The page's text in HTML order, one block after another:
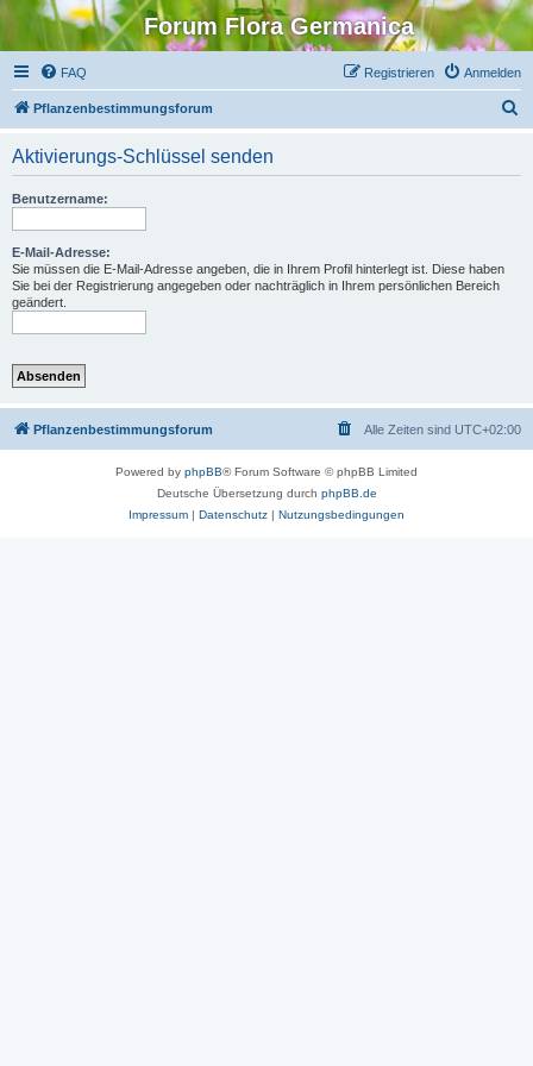
Forum Flora Germanica
FAQ Anmelden
Registrieren
Pflanzenbestimmungsforum
Aktivierungs-Schlüssel senden
Benutzername:
E-Mail-Adresse:
Sie müssen die E-Mail-Adresse angeben, die in Ihrem Profil hinterlegt ist. Diese haben
Sie bei der Registrierung angegeben oder nachträglich in Ihrem persönlichen Bereich
geändert.
Pflanzenbestimmungsforum Alle Zeiten sind UTC+02:00
Powered by phpBB® Forum Software © phpBB Limited
Deutsche Übersetzung durch phpBB.de
Impressum | Datenschutz | Nutzungsbedingungen